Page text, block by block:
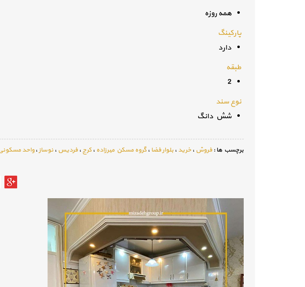
همه روزه
پارکینگ
دارد
طبقه
2
نوع سند
شش دانگ
برچسب ها : فروش ، خرید ، بلوار فضا ، گروه مسکن میرزاده ، کرج ، فردیس ، نوساز،واحد